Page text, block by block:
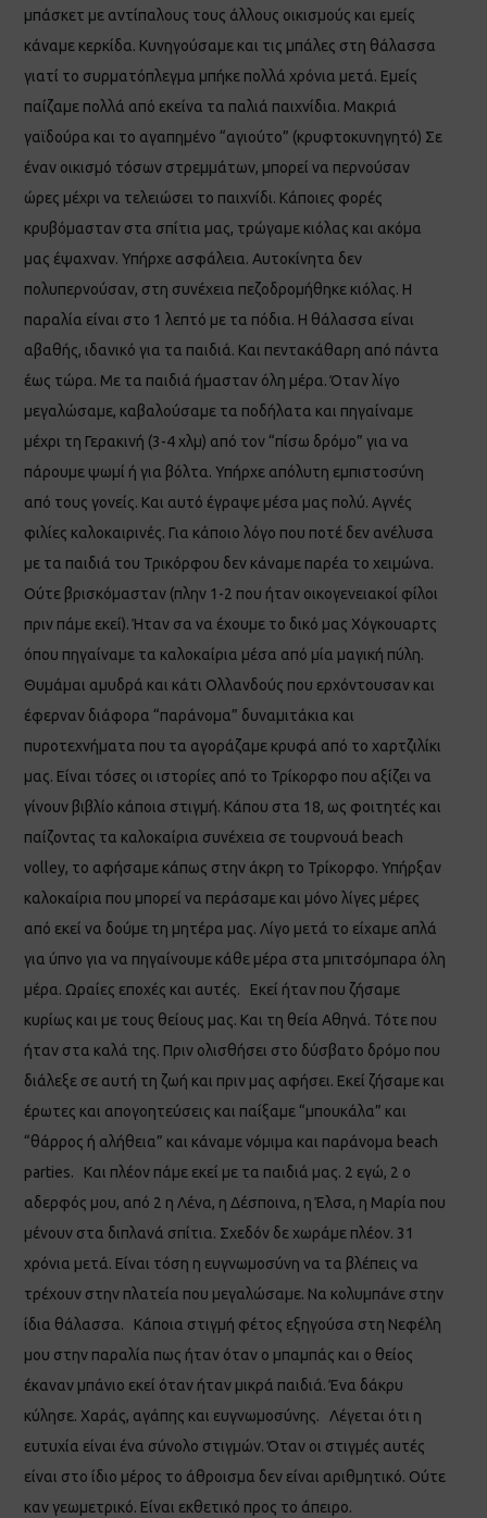
μπάσκετ με αντίπαλους τους άλλους οικισμούς και εμείς
κάναμε κερκίδα. Κυνηγούσαμε και τις μπάλες στη θάλασσα
γιατί το συρματόπλεγμα μπήκε πολλά χρόνια μετά. Εμείς
παίζαμε πολλά από εκείνα τα παλιά παιχνίδια. Μακριά
γαϊδούρα και το αγαπημένο “αγιούτο” (κρυφτοκυνηγητό) Σε
έναν οικισμό τόσων στρεμμάτων, μπορεί να περνούσαν
ώρες μέχρι να τελειώσει το παιχνίδι. Κάποιες φορές
κρυβόμασταν στα σπίτια μας, τρώγαμε κιόλας και ακόμα
μας έψαχναν. Υπήρχε ασφάλεια. Αυτοκίνητα δεν
πολυπερνούσαν, στη συνέχεια πεζοδρομήθηκε κιόλας. Η
παραλία είναι στο 1 λεπτό με τα πόδια. Η θάλασσα είναι
αβαθής, ιδανικό για τα παιδιά. Και πεντακάθαρη από πάντα
έως τώρα. Με τα παιδιά ήμασταν όλη μέρα. Όταν λίγο
μεγαλώσαμε, καβαλούσαμε τα ποδήλατα και πηγαίναμε
μέχρι τη Γερακινή (3-4 χλμ) από τον “πίσω δρόμο” για να
πάρουμε ψωμί ή για βόλτα. Υπήρχε απόλυτη εμπιστοσύνη
από τους γονείς. Και αυτό έγραψε μέσα μας πολύ. Αγνές
φιλίες καλοκαιρινές. Για κάποιο λόγο που ποτέ δεν ανέλυσα
με τα παιδιά του Τρικόρφου δεν κάναμε παρέα το χειμώνα.
Ούτε βρισκόμασταν (πλην 1-2 που ήταν οικογενειακοί φίλοι
πριν πάμε εκεί). Ήταν σα να έχουμε το δικό μας Χόγκουαρτς
όπου πηγαίναμε τα καλοκαίρια μέσα από μία μαγική πύλη.
Θυμάμαι αμυδρά και κάτι Ολλανδούς που ερχόντουσαν και
έφερναν διάφορα “παράνομα” δυναμιτάκια και
πυροτεχνήματα που τα αγοράζαμε κρυφά από το χαρτζιλίκι
μας. Είναι τόσες οι ιστορίες από το Τρίκορφο που αξίζει να
γίνουν βιβλίο κάποια στιγμή. Κάπου στα 18, ως φοιτητές και
παίζοντας τα καλοκαίρια συνέχεια σε τουρνουά beach
volley, το αφήσαμε κάπως στην άκρη το Τρίκορφο. Υπήρξαν
καλοκαίρια που μπορεί να περάσαμε και μόνο λίγες μέρες
από εκεί να δούμε τη μητέρα μας. Λίγο μετά το είχαμε απλά
για ύπνο για να πηγαίνουμε κάθε μέρα στα μπιτσόμπαρα όλη
μέρα. Ωραίες εποχές και αυτές. Εκεί ήταν που ζήσαμε
κυρίως και με τους θείους μας. Και τη θεία Αθηνά. Τότε που
ήταν στα καλά της. Πριν ολισθήσει στο δύσβατο δρόμο που
διάλεξε σε αυτή τη ζωή και πριν μας αφήσει. Εκεί ζήσαμε και
έρωτες και απογοητεύσεις και παίξαμε “μπουκάλα” και
“θάρρος ή αλήθεια” και κάναμε νόμιμα και παράνομα beach
parties. Και πλέον πάμε εκεί με τα παιδιά μας. 2 εγώ, 2 ο
αδερφός μου, από 2 η Λένα, η Δέσποινα, η Έλσα, η Μαρία που
μένουν στα διπλανά σπίτια. Σχεδόν δε χωράμε πλέον. 31
χρόνια μετά. Είναι τόση η ευγνωμοσύνη να τα βλέπεις να
τρέχουν στην πλατεία που μεγαλώσαμε. Να κολυμπάνε στην
ίδια θάλασσα. Κάποια στιγμή φέτος εξηγούσα στη Νεφέλη
μου στην παραλία πως ήταν όταν ο μπαμπάς και ο θείος
έκαναν μπάνιο εκεί όταν ήταν μικρά παιδιά. Ένα δάκρυ
κύλησε. Χαράς, αγάπης και ευγνωμοσύνης. Λέγεται ότι η
ευτυχία είναι ένα σύνολο στιγμών. Όταν οι στιγμές αυτές
είναι στο ίδιο μέρος το άθροισμα δεν είναι αριθμητικό. Ούτε
καν γεωμετρικό. Είναι εκθετικό προς το άπειρο.